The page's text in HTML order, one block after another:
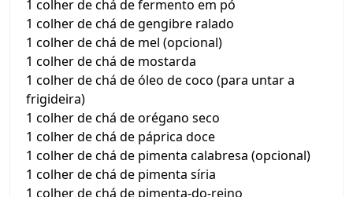
1 colher de chá de fermento em pó
1 colher de chá de gengibre ralado
1 colher de chá de mel (opcional)
1 colher de chá de mostarda
1 colher de chá de óleo de coco (para untar a
frigideira)
1 colher de chá de orégano seco
1 colher de chá de páprica doce
1 colher de chá de pimenta calabresa (opcional)
1 colher de chá de pimenta síria
1 colher de chá de pimenta-do-reino